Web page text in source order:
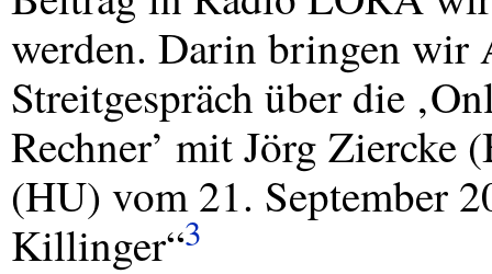
werden. Darin bringen wir
Streitgespräch über die
Rechner’ mit Jörg Ziercke (
(HU) vom 21. September
Killinger“3